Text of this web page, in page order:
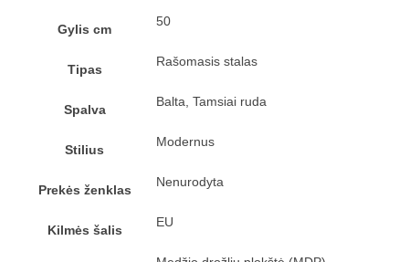
Gylis cm
50
Tipas
Rašomasis stalas
Spalva
Balta, Tamsiai ruda
Stilius
Modernus
Prekės ženklas
Nenurodyta
Kilmės šalis
EU